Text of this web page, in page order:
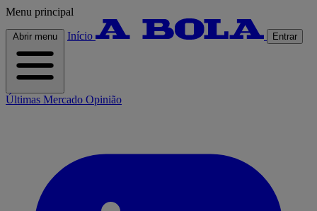
Menu principal
Abrir menu Início Entrar
Últimas Mercado Opinião